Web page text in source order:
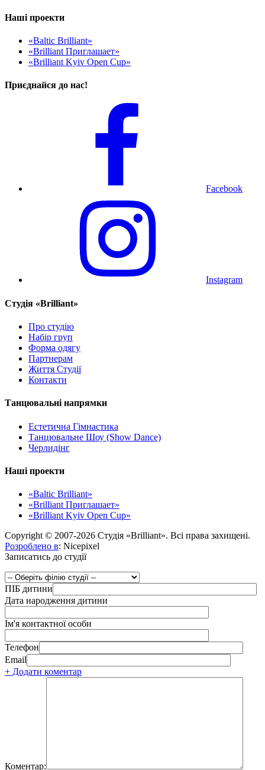
Наші проекти
«Baltic Brilliant»
«Brilliant Приглашает»
«Brilliant Kyiv Open Cup»
Приєднайся до нас!
Facebook
Instagram
Cтудія «Brilliant»
Про студію
Набір груп
Форма одягу
Партнерам
Життя Студії
Контакти
Танцювальні напрямки
Естетична Гімнастика
Танцювальне Шоу (Show Dance)
Черлидінг
Наші проекти
«Baltic Brilliant»
«Brilliant Приглашает»
«Brilliant Kyiv Open Cup»
Copyright © 2007-2026 Студія «Brilliant». Всі права захищені.
Розроблено в: Nicepixel
Записатись до студії
ПІБ дитини
Дата народження дитини
Ім'я контактної особи
Телефон
Email
+ Додати коментар
Коментар: